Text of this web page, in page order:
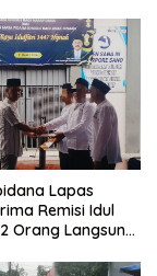
Lapas
Remisi Idul
Orang Langsung